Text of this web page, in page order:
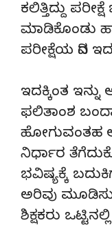
ಕಲಿತ್ತಿದ್ದು
ಮಾಡಿಕೊಂಡು
ಪರೀಕ್ಷೆಯ ದಿನ
ಇದಕ್ಕಿಂತ
ಫಲಿತಾಂಶ
ಹೋಗುವಂತಹ
ನಿರ್ಧಾರ
ಭವಿಷ್ಯಕ್ಕೆ
ಅರಿವು
ಶಿಕ್ಷಕರು